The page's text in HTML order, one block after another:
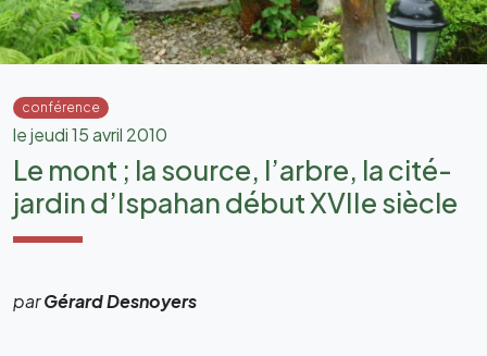
conférence
le jeudi 15 avril 2010
Le mont ; la source, l’arbre, la cité-
jardin d’Ispahan début XVIIe siècle
parGérardDesnoyers